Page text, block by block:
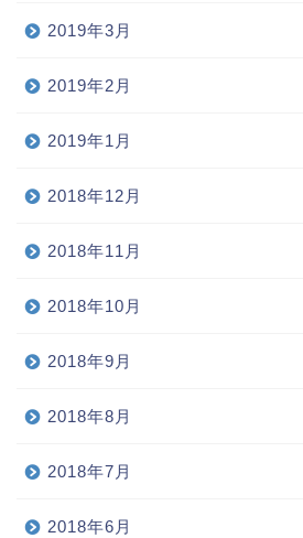
2019年3月
2019年2月
2019年1月
2018年12月
2018年11月
2018年10月
2018年9月
2018年8月
2018年7月
2018年6月